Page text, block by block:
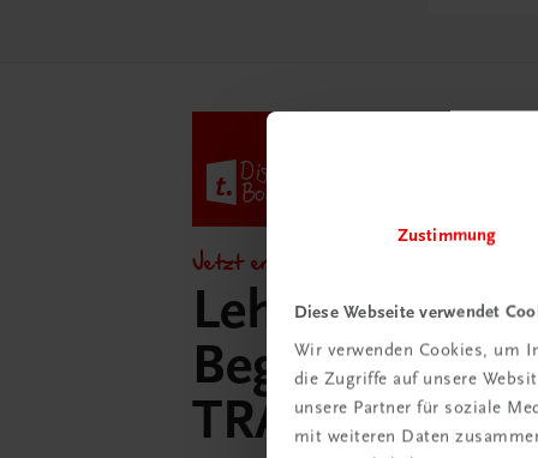
Zustimmung
Diese Webseite verwendet
Wir verwenden Cookies, um
die Zugriffe auf unsere
unsere Partner für soziale
mit weiteren Daten
Jetzt entdecken!
Lehrer/innen-
Begleitpakete
TRAUNER-